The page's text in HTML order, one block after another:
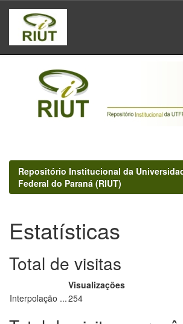
Skip
navigation
Repositório Institucional da
Federal do Paraná (RIUT)
Estatísticas
Total de visitas
Visualizações
Interpolação ...254